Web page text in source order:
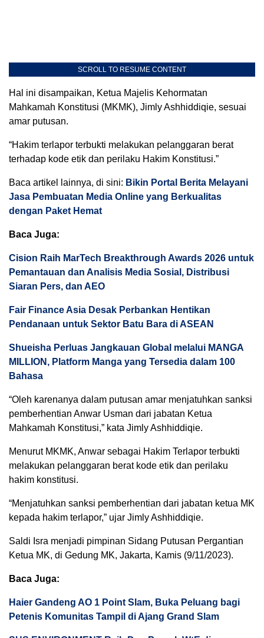
SCROLL TO RESUME CONTENT
Hal ini disampaikan, Ketua Majelis Kehormatan
Mahkamah Konstitusi (MKMK), Jimly Ashhiddiqie, sesuai
amar putusan.
“Hakim terlapor terbukti melakukan pelanggaran berat
terhadap kode etik dan perilaku Hakim Konstitusi.”
Baca artikel lainnya, di sini: Bikin Portal Berita Melayani
Jasa Pembuatan Media Online yang Berkualitas
dengan Paket Hemat
Baca Juga:
Cision Raih MarTech Breakthrough Awards 2026 untuk
Pemantauan dan Analisis Media Sosial, Distribusi
Siaran Pers, dan AEO
Fair Finance Asia Desak Perbankan Hentikan
Pendanaan untuk Sektor Batu Bara di ASEAN
Shueisha Perluas Jangkauan Global melalui MANGA
MILLION, Platform Manga yang Tersedia dalam 100
Bahasa
“Oleh karenanya dalam putusan amar menjatuhkan sanksi
pemberhentian Anwar Usman dari jabatan Ketua
Mahkamah Konstitusi,” kata Jimly Ashhiddiqie.
Menurut MKMK, Anwar sebagai Hakim Terlapor terbukti
melakukan pelanggaran berat kode etik dan perilaku
hakim konstitusi.
“Menjatuhkan sanksi pemberhentian dari jabatan ketua MK
kepada hakim terlapor,” ujar Jimly Ashhiddiqie.
Saldi Isra menjadi pimpinan Sidang Putusan Pergantian
Ketua MK, di Gedung MK, Jakarta, Kamis (9/11/2023).
Baca Juga:
Haier Gandeng AO 1 Point Slam, Buka Peluang bagi
Petenis Komunitas Tampil di Ajang Grand Slam